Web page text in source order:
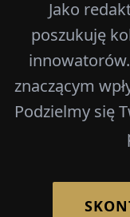
Jako
poszukuję
znaczącym
Podzielmy się